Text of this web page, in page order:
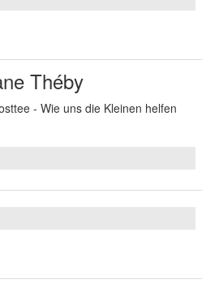
Théby
- Wie uns die Kleinen helfen